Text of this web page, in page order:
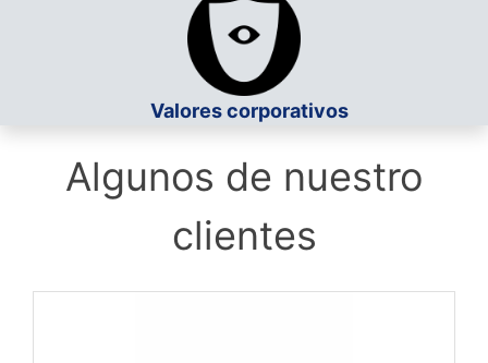
Valores corporativos
Algunos de nuestro
clientes